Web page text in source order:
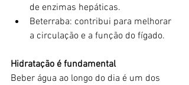
de enzimas hepáticas.
Beterraba: contribui para melhorar
a circulação e a função do fígado.
Hidratação é fundamental
Beber água ao longo do dia é um dos